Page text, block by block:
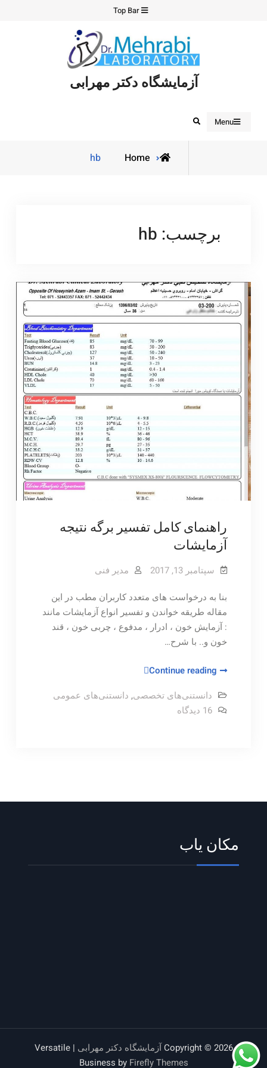
Top Bar
آزمایشگاه دکتر مهرابی
Menu
Search
Home
Posts
hb
برچسب: hb
راهنمای کامل تفسیر برگه نتیجه
آزمایشات
سپتامبر 13, 2017 مدیر فنی
بنا به درخواست های متعدد کاربران مطب در این
مقاله طریقه خواندن و تفسیر انواع آزمایشات مانند
: آزمایش خون ، ادرار ، مدفوع ، چربی خون ، قند
خون و.. با شرح…
Continue reading
راهنمای
تفسیر
برگه
دانستنی‌های تخصصی, دانستنی‌های عمومی
16 دیدگاه
برای
مکان یاب
Copyright © 2026 آزمایشگاه دکتر مهرابی
| Versatile
Business by Firefly Themes